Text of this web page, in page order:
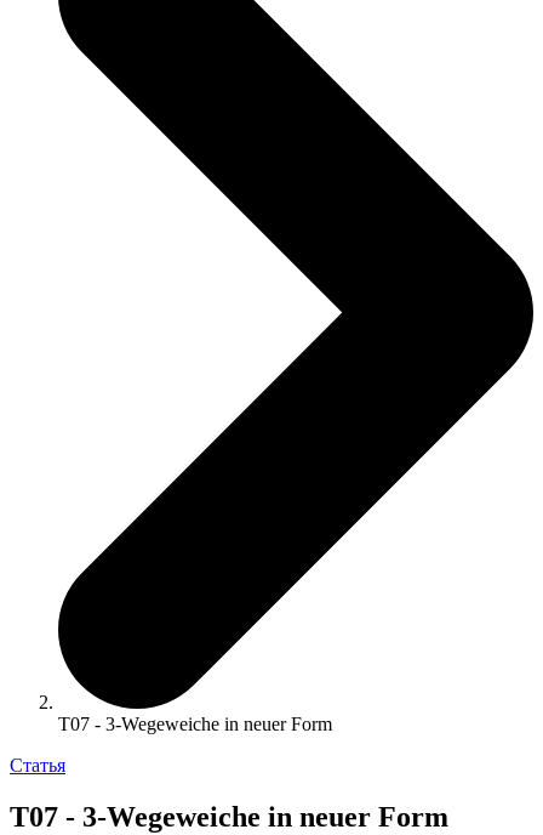
T07 - 3-Wegeweiche in neuer Form
Статья
T07 - 3-Wegeweiche in neuer Form